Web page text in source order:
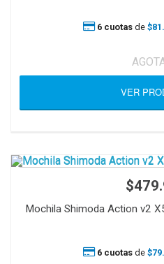
6 cuotas de
VER
Mochila Shimoda Action v2
6 cuotas de